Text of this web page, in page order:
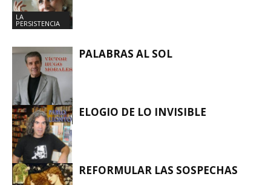
LA
PERSISTENCIA
LA
PERSISTENCIA
PALABRAS AL SOL
LA
ELOGIO DE LO INVISIBLE
REFORMULAR LAS SOSPECHAS